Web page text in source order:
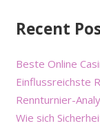
Recent
Beste Online
Einflussreichste
Rennturnier-
Wie sich